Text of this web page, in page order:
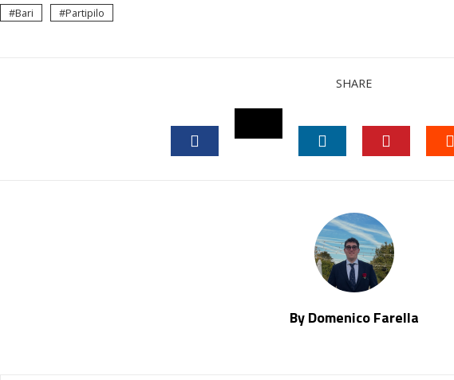
Bari Partipilo
SHARE
TWITTER
By Domenico Farella